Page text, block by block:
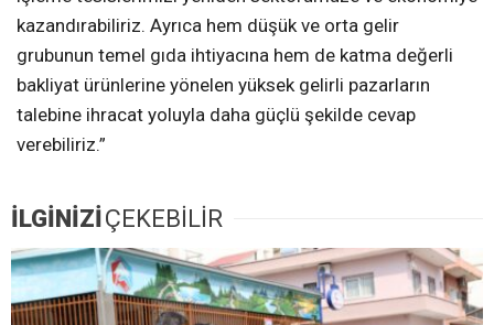
kazandırabiliriz. Ayrıca hem düşük ve orta gelir
grubunun temel gıda ihtiyacına hem de katma değerli
bakliyat ürünlerine yönelen yüksek gelirli pazarların
talebine ihracat yoluyla daha güçlü şekilde cevap
verebiliriz.”
İLGİNİZİÇEKEBİLİR